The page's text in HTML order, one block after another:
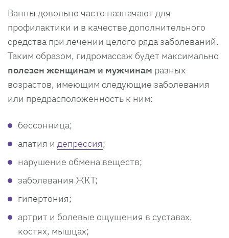
Ванны довольно часто назначают для
профилактики и в качестве дополнительного
средства при лечении целого ряда заболеваний.
Таким образом, гидромассаж будет максимально
полезен женщинам и мужчинам разных
возрастов, имеющим следующие заболевания
или предрасположенность к ним:
бессонница;
апатия и депрессия;
нарушение обмена веществ;
заболевания ЖКТ;
гипертония;
артрит и болевые ощущения в суставах,
костях, мышцах;